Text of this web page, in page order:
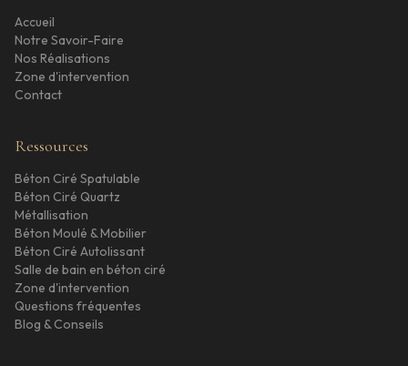
Accueil
Notre Savoir-Faire
Nos Réalisations
Zone d'intervention
Contact
Ressources
Béton Ciré Spatulable
Béton Ciré Quartz
Métallisation
Béton Moulé & Mobilier
Béton Ciré Autolissant
Salle de bain en béton ciré
Zone d'intervention
Questions fréquentes
Blog & Conseils